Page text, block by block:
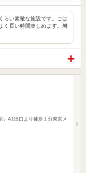
らい素敵な施設です。ごは
く長い時間楽しめます。岩
」A1出口より徒歩１分東京メ